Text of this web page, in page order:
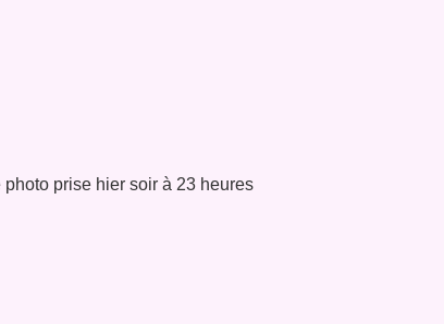
prise hier soir à 23 heures